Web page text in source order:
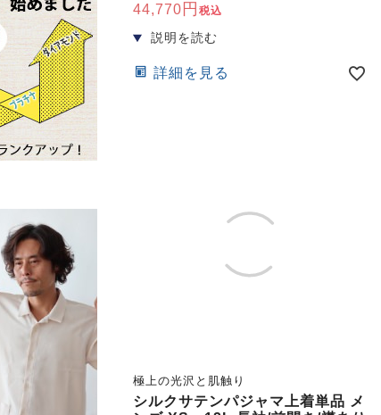
44,770 税込
詳細を見る
極上の光沢と肌触り
シルクサテンパジャマ上着単品 メ